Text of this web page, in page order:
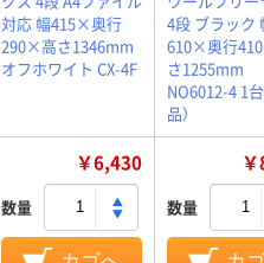
対応 幅415×奥行
290×高さ1346mm
オフホワイト CX-4F
4段 ブラック
610×奥行
さ1255mm
NO6012-4 1台
品）
￥6,430
数量 数量